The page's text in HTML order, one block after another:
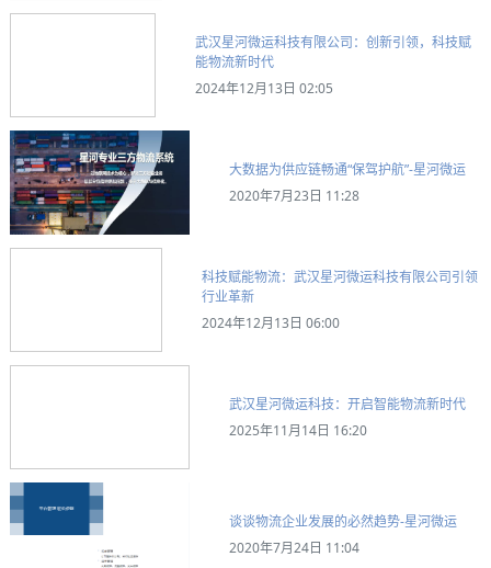
武汉星河微运科技有限公司：创新引领，科技赋
能物流新时代
2024年12月13日 02:05
大数据为供应链畅通“保驾护航”-星河微运
2020年7月23日 11:28
科技赋能物流：武汉星河微运科技有限公司引领
行业革新
2024年12月13日 06:00
武汉星河微运科技：开启智能物流新时代
2025年11月14日 16:20
谈谈物流企业发展的必然趋势-星河微运
2020年7月24日 11:04